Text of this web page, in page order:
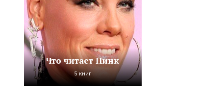
Что читает Пинк
5 книг